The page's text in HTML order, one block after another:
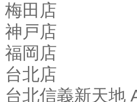
梅田店
神戸店
福岡店
台北店
台北信義新天地